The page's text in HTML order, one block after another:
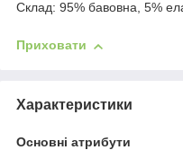
Склад: 95% бавовна, 5%
Приховати
Характеристики
Основні атрибути